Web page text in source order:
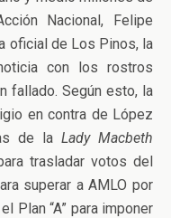
Nacional, Felipe
oficial de Los Pinos, la
con los rostros
fallado. Según esto, la
en contra de López
de la Lady Macbeth
trasladar votos del
superar a AMLO por
Plan “A” para imponer